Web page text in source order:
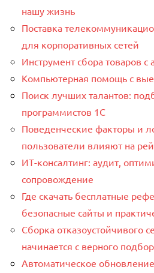
нашу жизнь
Поставка
для корпоративных сетей
Инструмент сбора товаров
Компьютерная помощь с
Поиск лучших талантов:
программистов 1C
Поведенческие факторы и
пользователи влияют на
ИТ-консалтинг: аудит,
сопровождение
Где скачать бесплатные
безопасные сайты и
Сборка отказоустойчивого
начинается с верного
Автоматическое